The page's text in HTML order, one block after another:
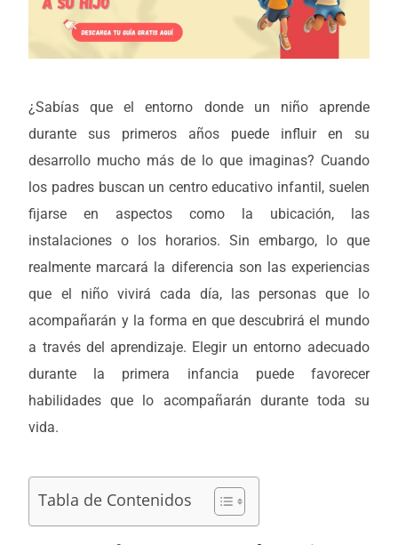
¿Sabías que el entorno donde un niño aprende
durante sus primeros años puede influir en su
desarrollo mucho más de lo que imaginas? Cuando
los padres buscan un centro educativo infantil, suelen
fijarse en aspectos como la ubicación, las
instalaciones o los horarios. Sin embargo, lo que
realmente marcará la diferencia son las experiencias
que el niño vivirá cada día, las personas que lo
acompañarán y la forma en que descubrirá el mundo
a través del aprendizaje. Elegir un entorno adecuado
durante la primera infancia puede favorecer
habilidades que lo acompañarán durante toda su
vida.
Tabla de Contenidos